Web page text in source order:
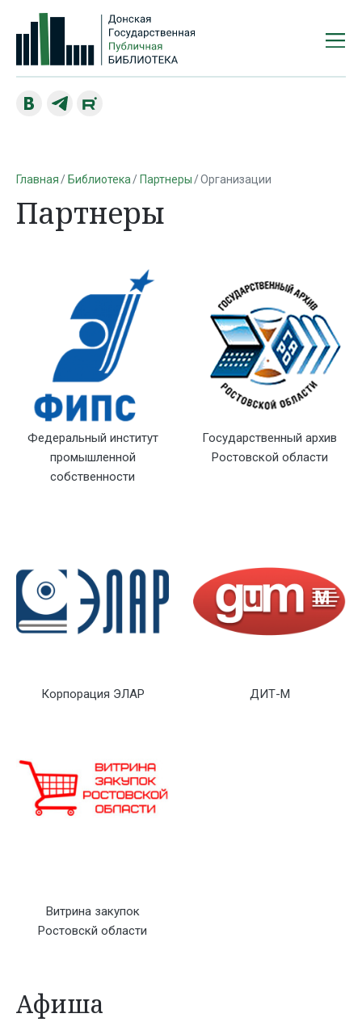
Главная Библиотека Партнеры Организации
Партнеры
Федеральный институт
промышленной
собственности
Государственный архив
Ростовской области
Корпорация ЭЛАР ДИТ-М
Витрина закупок
Ростовскй области
Афиша